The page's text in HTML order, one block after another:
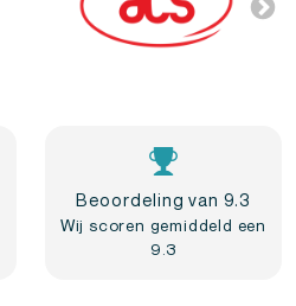
Beoordeling van 9.3
Wij scoren gemiddeld een
9.3